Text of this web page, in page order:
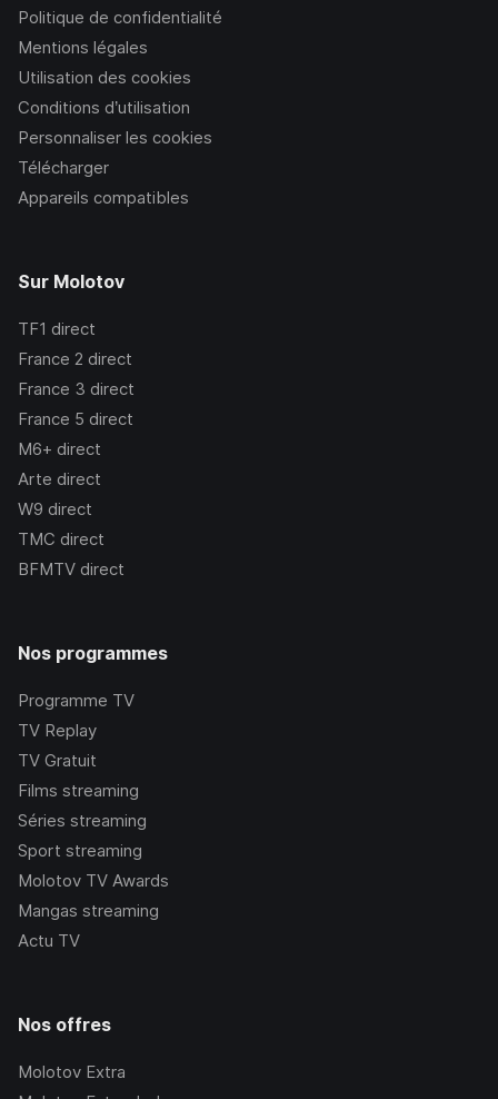
Politique de confidentialité
Mentions légales
Utilisation des cookies
Conditions d’utilisation
Personnaliser les cookies
Télécharger
Appareils compatibles
Sur Molotov
TF1 direct
France 2 direct
France 3 direct
France 5 direct
M6+ direct
Arte direct
W9 direct
TMC direct
BFMTV direct
Nos programmes
Programme TV
TV Replay
TV Gratuit
Films streaming
Séries streaming
Sport streaming
Molotov TV Awards
Mangas streaming
Actu TV
Nos offres
Molotov Extra